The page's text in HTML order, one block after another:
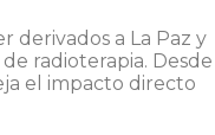
derivados a La Paz y
radioterapia. Desde
el impacto directo